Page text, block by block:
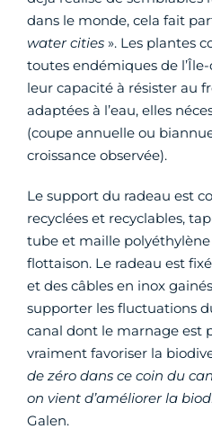
dans le monde, cela fait
water cities ». Les plantes
toutes endémiques de
leur capacité à résister au
adaptées à l’eau, elles
(coupe annuelle ou
croissance observée).
Le support du radeau est
recyclées et recyclables,
tube et maille
flottaison. Le radeau est
et des câbles en inox
supporter les fluctuations
canal dont le marnage est
vraiment favoriser la
de zéro dans ce coin du
on vient d’améliorer la
Galen.